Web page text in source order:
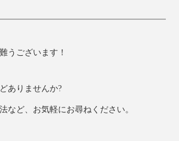
天然素材の肌ざわりを両立し、さら
快適さを高レベルで叶えた画期的な
スもすっきり。
うございます！
ありませんか?
など、お気軽にお尋ねください。